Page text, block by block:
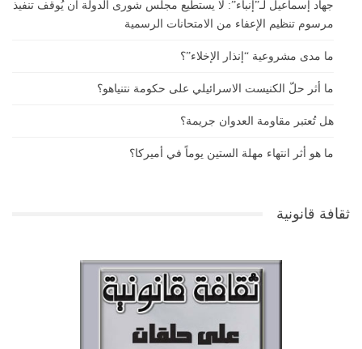
جهاد إسماعيل لـ”إنباء”: لا يستطيع مجلس شورى الدولة أن يُوقف تنفيذ
مرسوم تنظيم الإعفاء من الامتحانات الرسمية
ما مدى مشروعية “إنذار الإخلاء”؟
ما أثر حلّ الكنيست الاسرائيلي على حكومة نتنياهو؟
هل تُعتبر مقاومة العدوان جريمة؟
ما هو أثر انتهاء مهلة الستين يوماً في أميركا؟
ثقافة قانونية